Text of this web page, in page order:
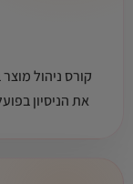
קורס ניהול
את הניסיון